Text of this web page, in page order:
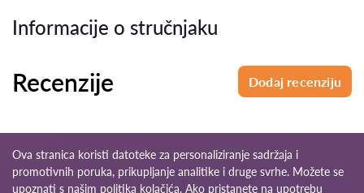
Informacije o stručnjaku
Recenzije Dodaj recenziju
Ova stranica koristi datoteke za personaliziranje sadržaja i
promotivnih poruka, prikupljanje analitike i druge svrhe. Možete se
upoznati s našim politika kolačića. Ako pristanete na upotrebu